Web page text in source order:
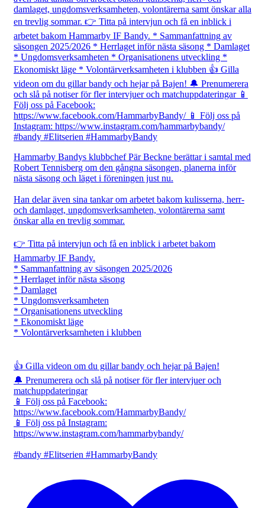
Hammarby Bandys klubbchef Pär Beckne berättar i samtal med
Robert Tennisberg om den gångna säsongen, planerna inför
nästa säsong och läget i föreningen just nu.
Han delar även sina tankar om arbetet bakom kulisserna, herr-
och damlaget, ungdomsverksamheten, volontärerna samt
önskar alla en trevlig sommar.
👉 Titta på intervjun och få en inblick i arbetet bakom
Hammarby IF Bandy.
* Sammanfattning av säsongen 2025/2026
* Herrlaget inför nästa säsong
* Damlaget
* Ungdomsverksamheten
* Organisationens utveckling
* Ekonomiskt läge
* Volontärverksamheten i klubben
👍 Gilla videon om du gillar bandy och hejar på Bajen!
🔔 Prenumerera och slå på notiser för fler intervjuer och
matchuppdateringar
📱 Följ oss på Facebook:
https://www.facebook.com/HammarbyBandy/
📱 Följ oss på Instagram:
https://www.instagram.com/hammarbybandy/
#bandy #Elitserien #HammarbyBandy